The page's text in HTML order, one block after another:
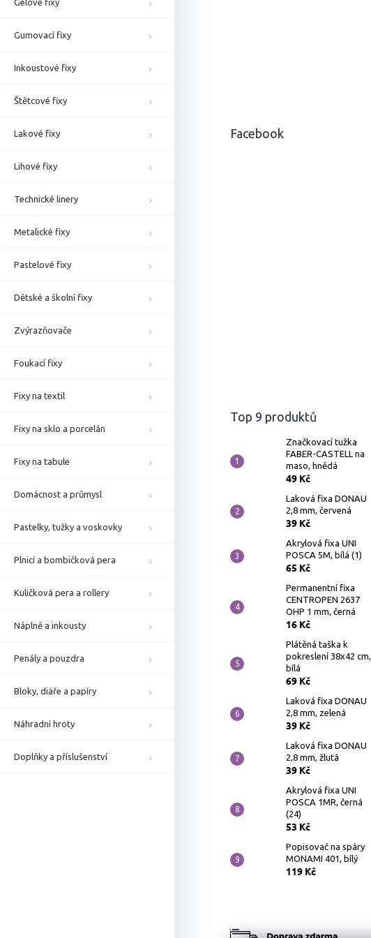
Gelové fixy
Gumovací fixy
Inkoustové fixy
Štětcové fixy
Lakové fixy
Lihové fixy
Technické linery
Metalické fixy
Pastelové fixy
Dětské a školní fixy
Zvýrazňovače
Foukací fixy
Fixy na textil
Fixy na sklo a porcelán
Fixy na tabule
Domácnost a průmysl
Pastelky, tužky a voskovky
Plnicí a bombičková pera
Kuličková pera a rollery
Náplně a inkousty
Penály a pouzdra
Bloky, diáře a papíry
Náhradní hroty
Doplňky a příslušenství
Facebook
Top 9 produktů
Značkovací tužka
FABER-CASTELL na
maso, hnědá
49 Kč
Laková fixa DONAU
2,8 mm, červená
39 Kč
Akrylová fixa UNI
POSCA 5M, bílá (1)
65 Kč
Permanentní fixa
CENTROPEN 2637
OHP 1 mm, černá
16 Kč
Plátěná taška k
pokreslení 38x42 cm,
bílá
69 Kč
Laková fixa DONAU
2,8 mm, zelená
39 Kč
Laková fixa DONAU
2,8 mm, žlutá
39 Kč
Akrylová fixa UNI
POSCA 1MR, černá
(24)
53 Kč
Popisovač na spáry
MONAMI 401, bílý
119 Kč